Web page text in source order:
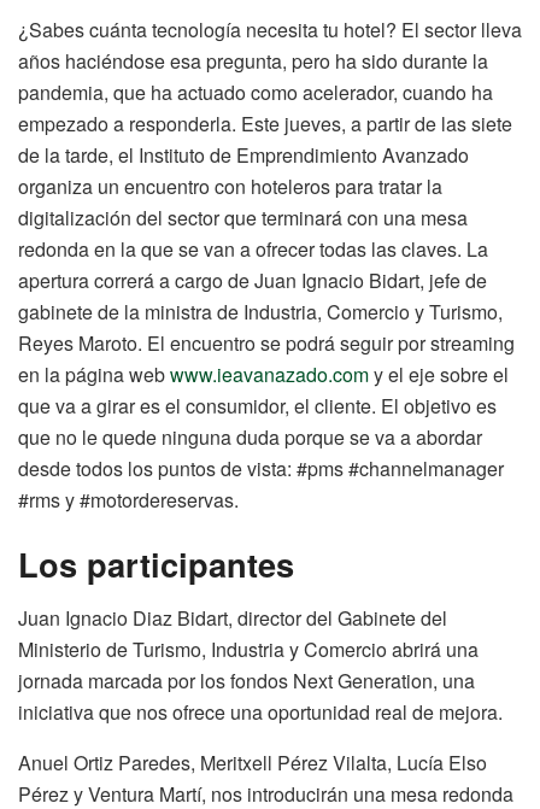
¿Sabes cuánta tecnología necesita tu hotel? El sector lleva
años haciéndose esa pregunta, pero ha sido durante la
pandemia, que ha actuado como acelerador, cuando ha
empezado a responderla. Este jueves, a partir de las siete
de la tarde, el Instituto de Emprendimiento Avanzado
organiza un encuentro con hoteleros para tratar la
digitalización del sector que terminará con una mesa
redonda en la que se van a ofrecer todas las claves. La
apertura correrá a cargo de Juan Ignacio Bidart, jefe de
gabinete de la ministra de Industria, Comercio y Turismo,
Reyes Maroto. El encuentro se podrá seguir por streaming
en la página webwww.ieavanazado.comy el eje sobre el
que va a girar es el consumidor, el cliente. El objetivo es
que no le quede ninguna duda porque se va a abordar
desde todos los puntos de vista: #pms #channelmanager
#rms y #motordereservas.
Los participantes
Juan Ignacio Diaz Bidart, director del Gabinete del
Ministerio de Turismo, Industria y Comercio abrirá una
jornada marcada por los fondos Next Generation, una
iniciativa que nos ofrece una oportunidad real de mejora.
Anuel Ortiz Paredes, Meritxell Pérez Vilalta, Lucía Elso
Pérez y Ventura Martí, nos introducirán una mesa redonda